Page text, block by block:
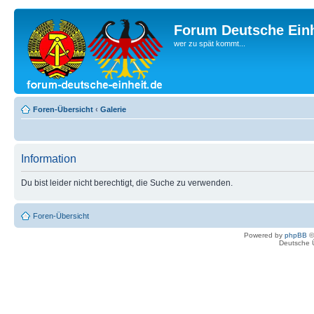
Forum Deutsche
wer zu spät kommt...
Foren-Übersicht ‹ Galerie
Information
Du bist leider nicht berechtigt, die Suche zu verwenden.
Foren-Übersicht
Powered by phpBB
Deutsche